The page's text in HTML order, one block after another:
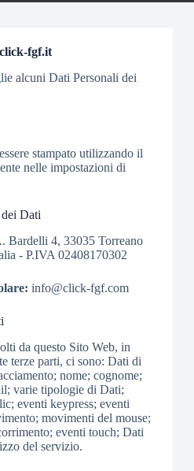
fgf.it
alcuni Dati Personali dei
stampato utilizzando il
nelle impostazioni di
Dati
Bardelli 4, 33035 Torreano
- P.IVA 02408170302
info@click-fgf.com
da questo Sito Web, in
terze parti, ci sono: Dati di
nome; cognome;
varie tipologie di Dati;
eventi keypress; eventi
movimenti del mouse;
eventi touch; Dati
del servizio.